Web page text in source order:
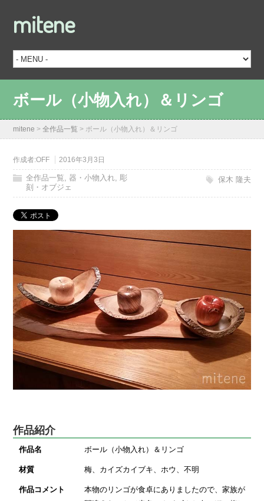
mitene
ボール（小物入れ）＆リンゴ
mitene >全作品一覧 > ボール（小物入れ）＆リンゴ
作成者:OFF 2016年3月3日
全作品一覧,器・小物入れ,彫
刻・オブジェ
保木 隆夫
作品紹介
作品名 ボール（小物入れ）＆リンゴ
材質 梅、カイズカイブキ、ホウ、不明
作品コメント
本物のリンゴが食卓にありましたので、家族が